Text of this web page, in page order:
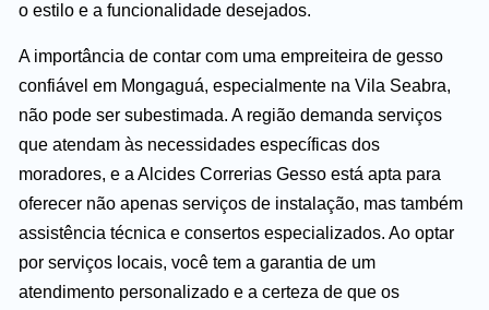
o estilo e a funcionalidade desejados.
A importância de contar com uma empreiteira de gesso
confiável em Mongaguá, especialmente na Vila Seabra,
não pode ser subestimada. A região demanda serviços
que atendam às necessidades específicas dos
moradores, e a Alcides Correrias Gesso está apta para
oferecer não apenas serviços de instalação, mas também
assistência técnica e consertos especializados. Ao optar
por serviços locais, você tem a garantia de um
atendimento personalizado e a certeza de que os